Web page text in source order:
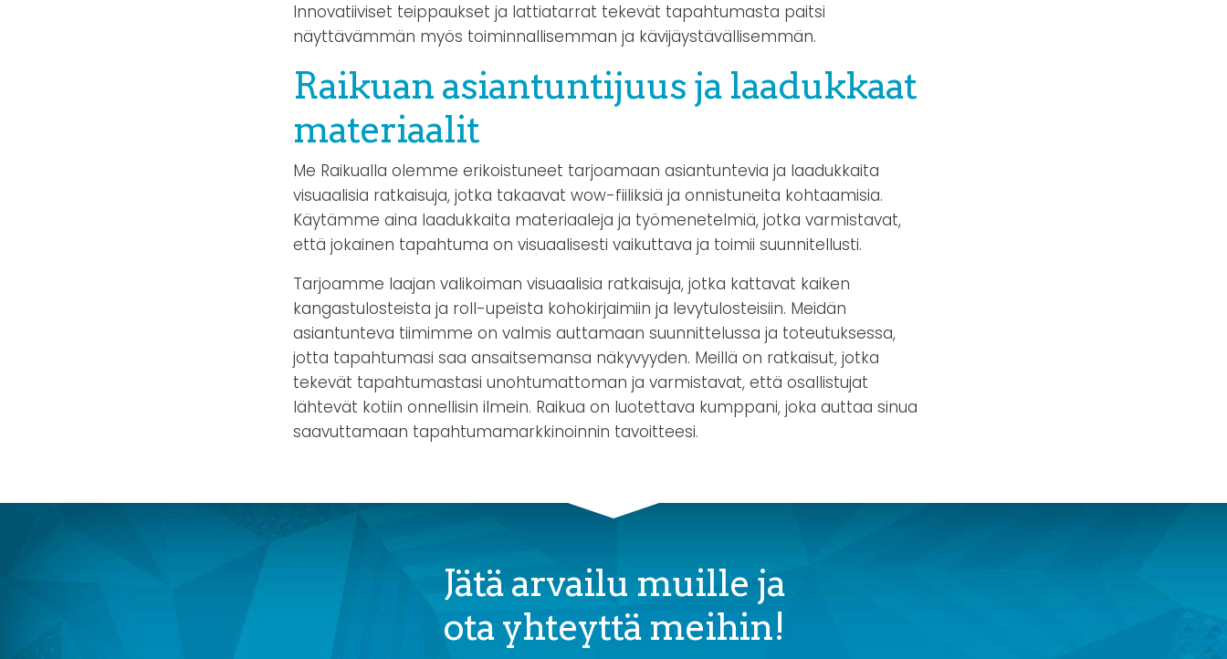
Innovatiiviset teippaukset ja lattiatarrat tekevät tapahtumasta paitsi
näyttävämmän myös toiminnallisemman ja kävijäystävällisemmän.
Raikuan asiantuntijuus ja laadukkaat
materiaalit
Me Raikualla olemme erikoistuneet tarjoamaan asiantuntevia ja laadukkaita
visuaalisia ratkaisuja, jotka takaavat wow-fiiliksiä ja onnistuneita kohtaamisia.
Käytämme aina laadukkaita materiaaleja ja työmenetelmiä, jotka varmistavat,
että jokainen tapahtuma on visuaalisesti vaikuttava ja toimii suunnitellusti.
Tarjoamme laajan valikoiman visuaalisia ratkaisuja, jotka kattavat kaiken
kangastulosteista ja roll-upeista kohokirjaimiin ja levytulosteisiin. Meidän
asiantunteva tiimimme on valmis auttamaan suunnittelussa ja toteutuksessa,
jotta tapahtumasi saa ansaitsemansa näkyvyyden. Meillä on ratkaisut, jotka
tekevät tapahtumastasi unohtumattoman ja varmistavat, että osallistujat
lähtevät kotiin onnellisin ilmein. Raikua on luotettava kumppani, joka auttaa sinua
saavuttamaan tapahtumamarkkinoinnin tavoitteesi.
Jätä arvailu muille ja
ota yhteyttä meihin!